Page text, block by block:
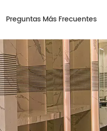
Preguntas Más Frecuentes